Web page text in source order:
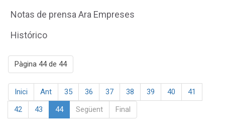
Notas de prensa Ara Empreses
Histórico
Pàgina 44 de 44
Inici Ant 35 36 37 38 39 40
41
42
43 44 Següent Final